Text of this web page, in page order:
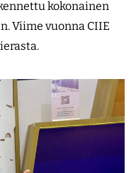
kokonainen
Viime vuonna CIIE